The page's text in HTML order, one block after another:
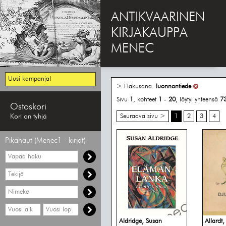
ANTIKVAARINEN
KIRJAKAUPPA
MENEC
Uusi kampanja!
Ostoskori
Kori on tyhjä
Pikahaut (Menec1 - kirjat)
Vapaa
haku
Hae
tekijää
Hae
nimekettä
Hae
vähimmäisvuosi
Hae
enimmäisvuosi
> Hakusana:
luonnontiede
Sivu 1 , kohteet 1 - 20, löytyi yhteensä
Seuraava sivu > 1 2 3 4
Aldridge, Susan
Allardt,